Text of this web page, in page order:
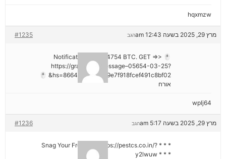
hqxmzw
מרץ 29, 2025 בשעה 12:43 am #1235 הגב
🖱 Notification; + 1,424754 BTC. GET =>>
https://graph.org/Message–05654-03-25?
hs=8664c520642b9e7f918fcef491c8bf02& 🖱
אורח
wplj64
מרץ 29, 2025 בשעה 5:17 am #1236 הגב
* * * Snag Your Free Gift: https://pestcs.co.in/?
y2lwuw * * *